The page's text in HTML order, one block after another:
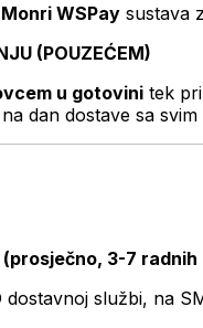
Monri WSPay sustava
(POUZEĆEM)
u gotovini tek
dan dostave sa svim
(prosječno, 3-7 radnih
dostavnoj službi, na